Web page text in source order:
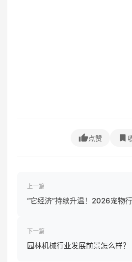
点赞
上一篇
“它经济”持续升温！2026宠物
下一篇
园林机械行业发展前景怎么样？